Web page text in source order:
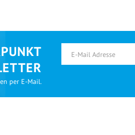
per E-Mail.